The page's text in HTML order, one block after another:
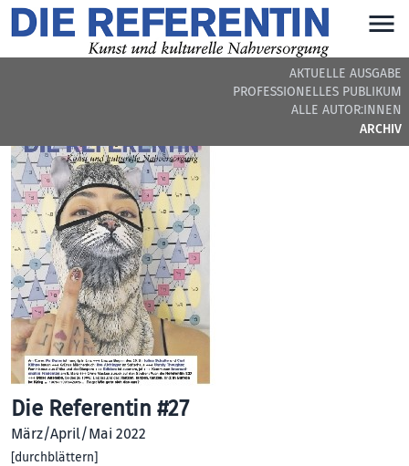
AKTUELLE AUSGABE
PROFESSIONELLES PUBLIKUM
ALLE AUTOR:INNEN
ARCHIV
Die Referentin #27
März/April/Mai 2022
[durchblättern]